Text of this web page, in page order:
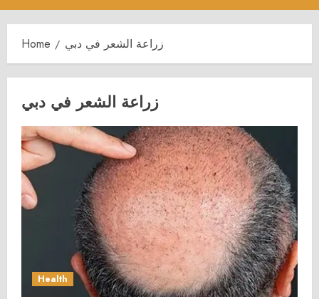
Menu
Home زراعة الشعر في دبي
زراعة الشعر في دبي
Health